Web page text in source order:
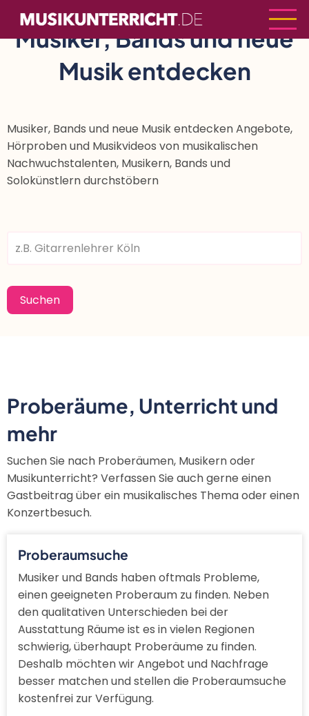
zum
InhaltMusiker, Bands und neue
Musik entdecken
Musiker, Bands und neue Musik entdecken Angebote,
Hörproben und Musikvideos von musikalischen
Nachwuchstalenten, Musikern, Bands und
Solokünstlern durchstöbern
Proberäume, Unterricht und
mehr
Suchen Sie nach Proberäumen, Musikern oder
Musikunterricht? Verfassen Sie auch gerne einen
Gastbeitrag über ein musikalisches Thema oder einen
Konzertbesuch.
Proberaumsuche
Musiker und Bands haben oftmals Probleme,
einen geeigneten Proberaum zu finden. Neben
den qualitativen Unterschieden bei der
Ausstattung Räume ist es in vielen Regionen
schwierig, überhaupt Proberäume zu finden.
Deshalb möchten wir Angebot und Nachfrage
besser matchen und stellen die Proberaumsuche
kostenfrei zur Verfügung.